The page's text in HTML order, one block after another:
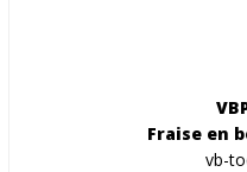
Fraise en
vb-